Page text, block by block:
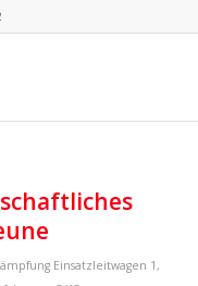
Einsatzleitwagen 1,